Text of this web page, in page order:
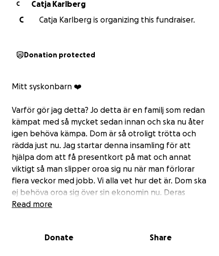
C
Catja Karlberg
C
Catja Karlberg is organizing this fundraiser.
Donation protected
Mitt syskonbarn ❤️‍
Varför gör jag detta? Jo detta är en familj som redan
kämpat med så mycket sedan innan och ska nu åter
igen behöva kämpa. Dom är så otroligt trötta och
rädda just nu. Jag startar denna insamling för att
hjälpa dom att få presentkort på mat och annat
viktigt så man slipper oroa sig nu när man förlorar
flera veckor med jobb. Vi alla vet hur det är. Dom ska
ej behöva oroa sig över sin ekonomin nu. Deras
styrka måste gå till att ta hand om deras lilla hjärta.
Under en period kunde denna sötnos inte äta eller
Read more
Donate Share